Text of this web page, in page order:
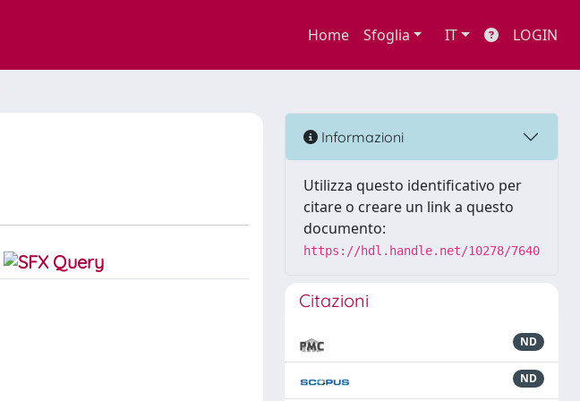
Home Sfoglia IT LOGIN
Informazioni
Utilizza questo identificativo per
citare o creare un link a questo
documento:
https://hdl.handle.net/10278/7640
Citazioni
ND
ND